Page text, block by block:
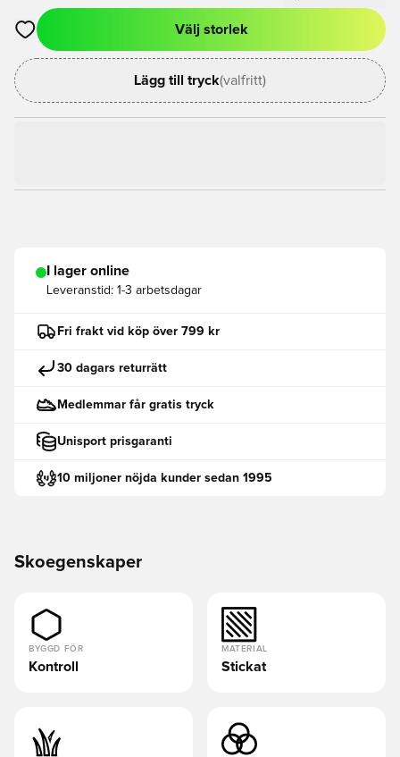
Öppnar en Modal för att logga in eller registrera dig som
Välj storlek
Lägg till tryck(valfritt)
I lager online
Leveranstid: 1-3 arbetsdagar
Fri frakt vid köp över 799 kr
30 dagars returrätt
Medlemmar får gratis tryck
Unisport prisgaranti
10 miljoner nöjda kunder sedan 1995
Skoegenskaper
BYGGD FÖR
Kontroll
MATERIAL
Stickat